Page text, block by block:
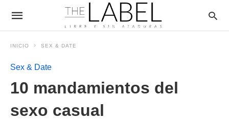
INICIO SEX & DATE
Sex & Date
10 mandamientos del
sexo casual